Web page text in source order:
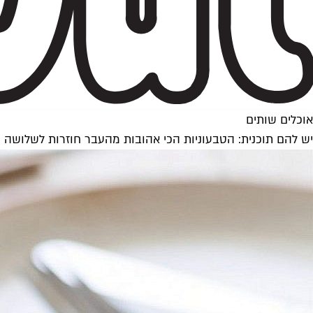
אוכלים שותים
יש להם תוכנית: הטבעוניות הכי אהובות מהעבר חוזרות לשלושה